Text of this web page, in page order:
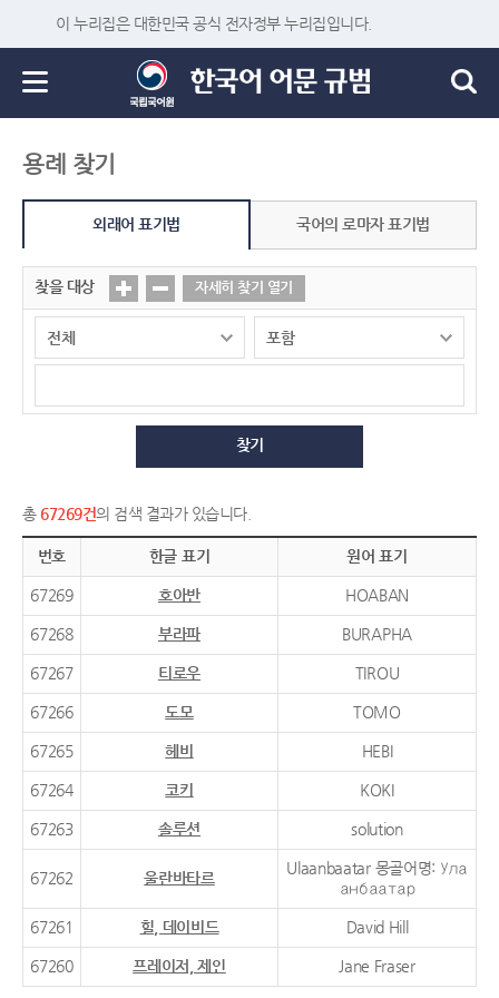
이 누리집은 대한민국 공식 전자정부 누리집입니다.
용례 찾기
외래어 표기법 국어의 로마자 표기법
찾을 대상 자세히 찾기 열기
찾기
총 67269건의 검색 결과가 있습니다.
번호 한글 표기 원어 표기
67269 호아반 HOABAN
67268 부라파 BURAPHA
67267 티로우 TIROU
67266 도모 TOMO
67265 헤비 HEBI
67264 코키 KOKI
67263 솔루션 solution
67262 울란바타르
Ulaanbaatar 몽골어명: Ула
анбаатар
67261 힐, 데이비드 David Hill
67260 프레이저, 제인 Jane Fraser